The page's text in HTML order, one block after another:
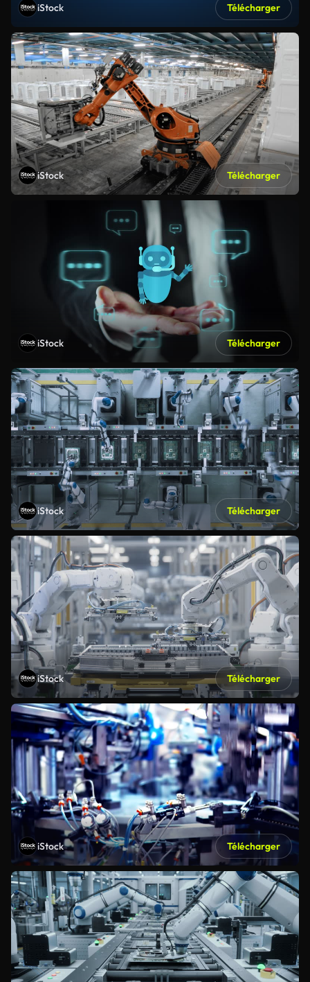
iStock Télécharger
iStock Télécharger
iStock Télécharger
iStock Télécharger
iStock Télécharger
iStock Télécharger